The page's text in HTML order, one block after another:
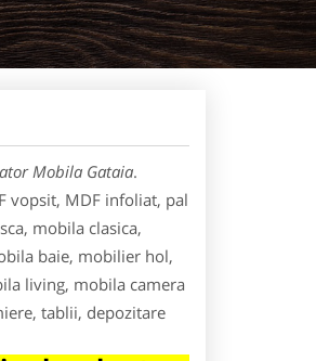
Mobila Gataia.
vopsit, MDF infoliat, pal
mobila clasica,
baie, mobilier hol,
living, mobila camera
tablii, depozitare